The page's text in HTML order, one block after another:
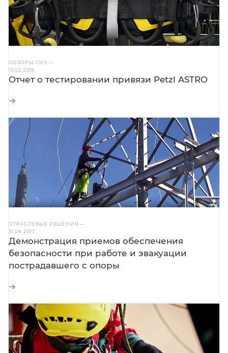
ОБЗОРЫ СИЗ —
13.02.2018
Отчет о тестировании привязи Petzl ASTRO
ОТРАСЛЕВЫЕ РЕШЕНИЯ—
31.08.2017
Демонстрация приемов обеспечения
безопасности при работе и эвакуации
пострадавшего с опоры